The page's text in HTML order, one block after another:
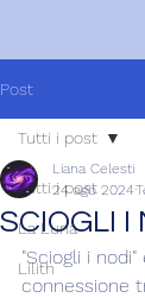
Post
Tutti i post
La Luna
Lilith
Tutti i post
SCIOGLI I
Liana Celesti
24 ago 2024
"Sciogli i
connessione